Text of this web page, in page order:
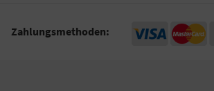
Zahlungsmethoden: